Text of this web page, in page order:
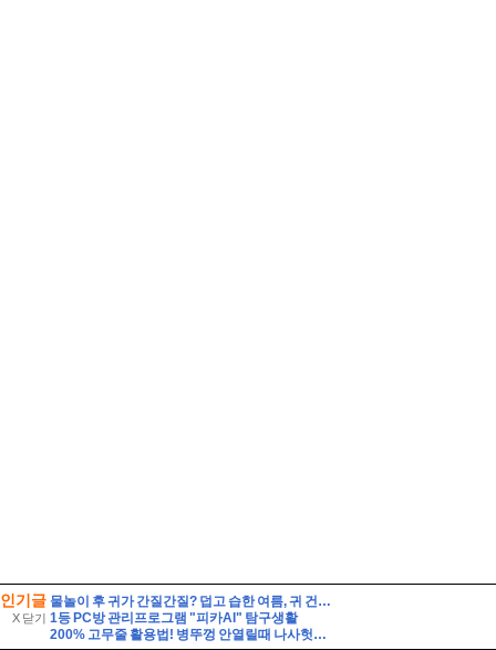
인기글
X 닫기
물놀이 후 귀가 간질간질? 덥고 습한 여름, 귀 건강 지키는 법
1등 PC방 관리프로그램 "피카AI" 탐구생활
200% 고무줄 활용법! 병뚜껑 안열릴때 나사헛돌때 논슬립옷걸이 전선정리 사용 팁